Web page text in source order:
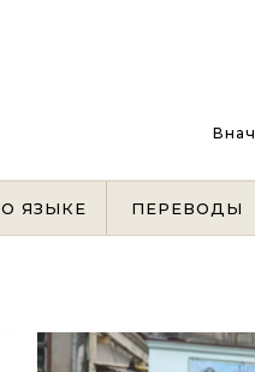
О ЯЗЫКЕ ПЕРЕВОДЫ